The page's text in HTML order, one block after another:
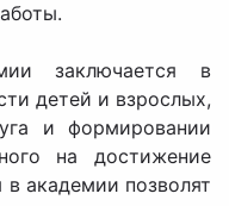
заключается в
детей и взрослых,
и формировании
на достижение
в академии позволят